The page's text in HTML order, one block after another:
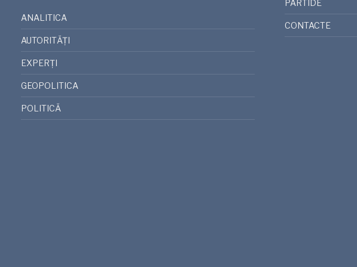
ANALITICA
AUTORITĂȚI
EXPERȚI
GEOPOLITICA
POLITICĂ
PARTIDE
CONTACTE